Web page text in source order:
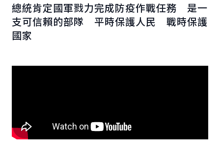
總統肯定國軍戮力完成防疫作戰任務 是一
支可信賴的部隊 平時保護人民 戰時保護
國家